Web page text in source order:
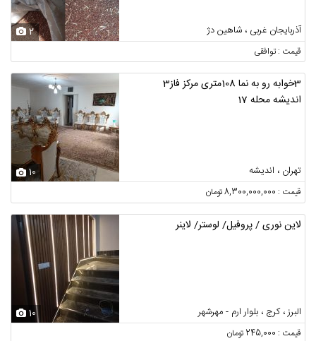
آذربایجان غربی ، شاهین دژ 2
قیمت : توافقی
3خوابه رو به نما 108متری مرکز فاز3
اندیشه محله 17
تهران ، اندیشه 10
قیمت : 8,300,000,000 تومان
لاین نوری / پروفیل/ لوستر/ لاینر
البرز ، کرج ، بلوار ارم - مهرشهر 10
قیمت : 245,000 تومان